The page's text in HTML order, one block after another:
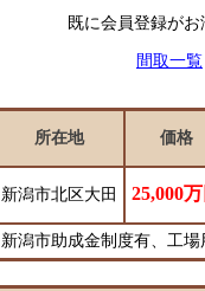
既に会員登録が
間取一覧
所在地 価格
新潟市北区大田 25,000
新潟市助成金制度有、工